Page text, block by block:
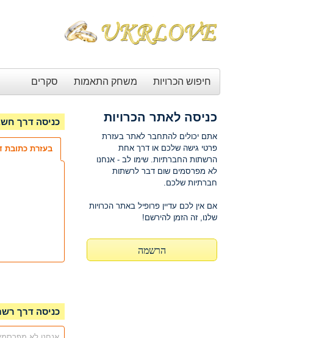
חיפוש הכרויות משחק התאמות סקרים
כניסה לאתר הכרויות
אתם יכולים להתחבר לאתר בעזרת
פרטי גישה שלכם או דרך אחת
הרשתות החברתיות. שימו לב - אנחנו
לא מפרסמים שום דבר לרשתות
חברתיות שלכם.
אם אין לכם עדיין פרופיל באתר הכרויות
שלנו, זה הזמן להירשם!
כניסה דרך
בעזרת כתובת
כניסה דרך